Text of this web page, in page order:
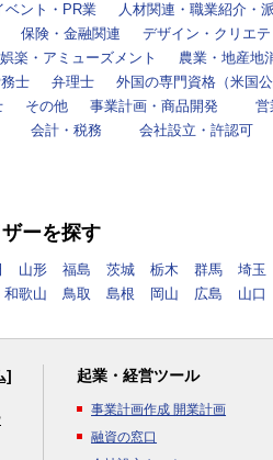
ベント・PR業 人材関連・職業紹介・
保険・金融関連 デザイン・クリエ
娯楽・アミューズメント 農業・地産地
士 弁理士 外国の専門資格（米国公
その他 事業計画・商品開発 営
会計・税務 会社設立・許認可
ーを探す
山形 福島 茨城 栃木 群馬 埼玉
和歌山 鳥取 島根 岡山 広島 山口
] 起業・経営ツール
事業計画作成 開業計画
融資の窓口